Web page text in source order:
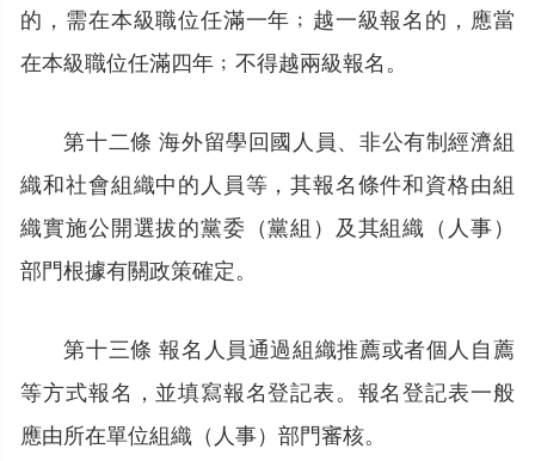
的，需在本級職位任滿一年﹔越一級報名的，應當
在本級職位任滿四年﹔不得越兩級報名。
第十二條 海外留學回國人員、非公有制經濟組
織和社會組織中的人員等，其報名條件和資格由組
織實施公開選拔的黨委（黨組）及其組織（人事）
部門根據有關政策確定。
第十三條 報名人員通過組織推薦或者個人自薦
等方式報名，並填寫報名登記表。報名登記表一般
應由所在單位組織（人事）部門審核。